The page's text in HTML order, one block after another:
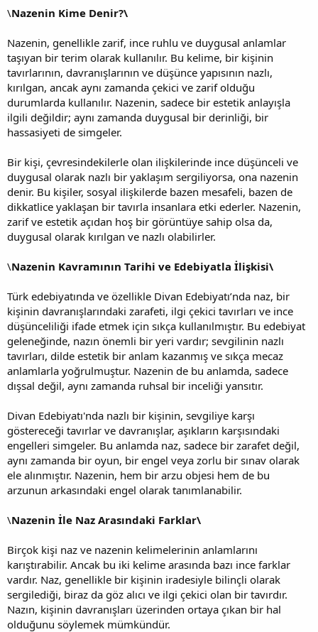
\Nazenin Kime Denir?\
Nazenin, genellikle zarif, ince ruhlu ve duygusal anlamlar
taşıyan bir terim olarak kullanılır. Bu kelime, bir kişinin
tavırlarının, davranışlarının ve düşünce yapısının nazlı,
kırılgan, ancak aynı zamanda çekici ve zarif olduğu
durumlarda kullanılır. Nazenin, sadece bir estetik anlayışla
ilgili değildir; aynı zamanda duygusal bir derinliği, bir
hassasiyeti de simgeler.
Bir kişi, çevresindekilerle olan ilişkilerinde ince düşünceli ve
duygusal olarak nazlı bir yaklaşım sergiliyorsa, ona nazenin
denir. Bu kişiler, sosyal ilişkilerde bazen mesafeli, bazen de
dikkatlice yaklaşan bir tavırla insanlara etki ederler. Nazenin,
zarif ve estetik açıdan hoş bir görüntüye sahip olsa da,
duygusal olarak kırılgan ve nazlı olabilirler.
\Nazenin Kavramının Tarihi ve Edebiyatla İlişkisi\
Türk edebiyatında ve özellikle Divan Edebiyatı’nda naz, bir
kişinin davranışlarındaki zarafeti, ilgi çekici tavırları ve ince
düşünceliliği ifade etmek için sıkça kullanılmıştır. Bu edebiyat
geleneğinde, nazın önemli bir yeri vardır; sevgilinin nazlı
tavırları, dilde estetik bir anlam kazanmış ve sıkça mecaz
anlamlarla yoğrulmuştur. Nazenin de bu anlamda, sadece
dışsal değil, aynı zamanda ruhsal bir inceliği yansıtır.
Divan Edebiyatı'nda nazlı bir kişinin, sevgiliye karşı
göstereceği tavırlar ve davranışlar, aşıkların karşısındaki
engelleri simgeler. Bu anlamda naz, sadece bir zarafet değil,
aynı zamanda bir oyun, bir engel veya zorlu bir sınav olarak
ele alınmıştır. Nazenin, hem bir arzu objesi hem de bu
arzunun arkasındaki engel olarak tanımlanabilir.
\Nazenin İle Naz Arasındaki Farklar\
Birçok kişi naz ve nazenin kelimelerinin anlamlarını
karıştırabilir. Ancak bu iki kelime arasında bazı ince farklar
vardır. Naz, genellikle bir kişinin iradesiyle bilinçli olarak
sergilediği, biraz da göz alıcı ve ilgi çekici olan bir tavırdır.
Nazın, kişinin davranışları üzerinden ortaya çıkan bir hal
olduğunu söylemek mümkündür.